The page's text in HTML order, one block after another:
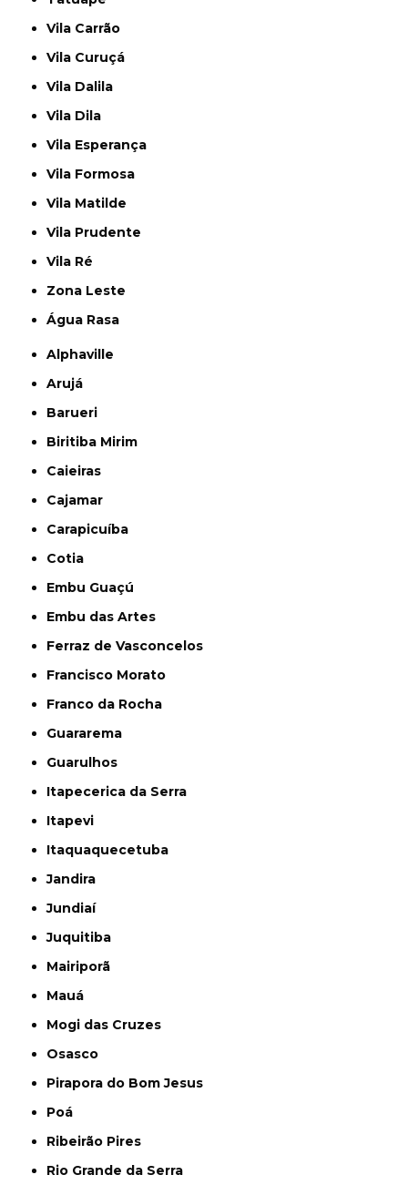
Vila Carrão
Vila Curuçá
Vila Dalila
Vila Dila
Vila Esperança
Vila Formosa
Vila Matilde
Vila Prudente
Vila Ré
Zona Leste
Água Rasa
Alphaville
Arujá
Barueri
Biritiba Mirim
Caieiras
Cajamar
Carapicuíba
Cotia
Embu Guaçú
Embu das Artes
Ferraz de Vasconcelos
Francisco Morato
Franco da Rocha
Guararema
Guarulhos
Itapecerica da Serra
Itapevi
Itaquaquecetuba
Jandira
Jundiaí
Juquitiba
Mairiporã
Mauá
Mogi das Cruzes
Osasco
Pirapora do Bom Jesus
Poá
Ribeirão Pires
Rio Grande da Serra